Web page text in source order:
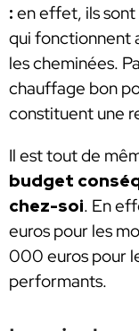
: en effet, ils
qui fonctionnent
les cheminées.
chauffage bon
constituent une
Il est tout de
budget
chez-soi. En
euros pour les
000 euros pour
performants.